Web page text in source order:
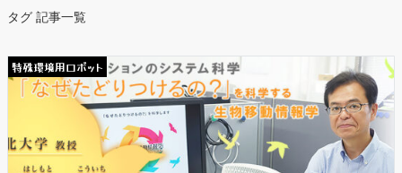
タグ 記事一覧
特殊環境用ロボット